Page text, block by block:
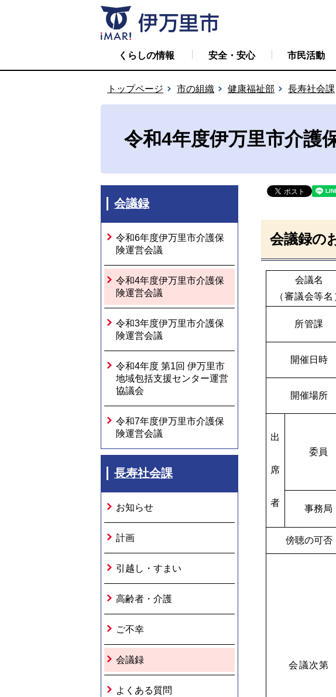
くらしの情報 安全・安心 市民活動
トップページ 市の組織 健康福祉部 長寿社会課
令和4年度伊万里市介護
会議録
令和6年度伊万里市介護保
険運営会議
令和4年度伊万里市介護保
険運営会議
令和3年度伊万里市介護保
険運営会議
令和4年度 第1回 伊万里市
地域包括支援センター運営
協議会
令和7年度伊万里市介護保
険運営会議
長寿社会課
お知らせ
計画
引越し・すまい
高齢者・介護
ご不幸
会議録
よくある質問
会議録の
会議名
（審議会等名
所管課
開催日時
開催場所
出
席
者
委員
事務局
傍聴の可否
会議次第